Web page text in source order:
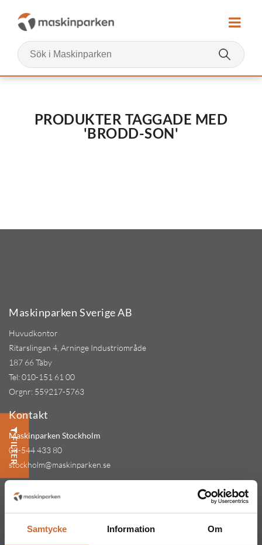
Samtycke Information Om
PRODUKTER TAGGADE MED
'BRODD-SON'
Maskinparken Sverige AB
Huvudkontor
Ritarslingan 4, Arninge Industriområde
187 66 Täby
Tel:010-151 61 00
Orgnr: 559217-5763
Kontakt
Maskinparken Stockholm
08-544 433 80
stockholm@maskinparken.se
031-711 30 10
FILTER